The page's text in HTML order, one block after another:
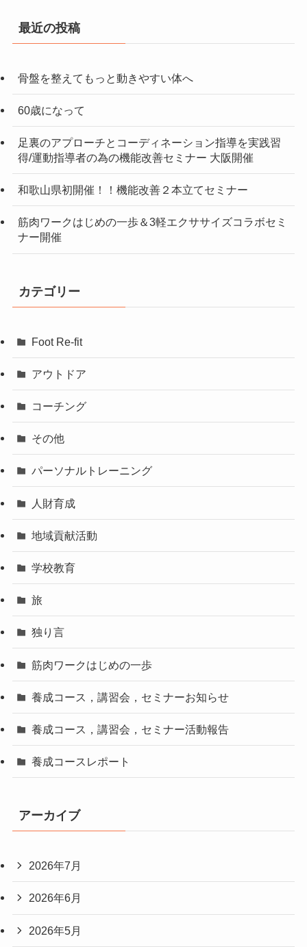
最近の投稿
骨盤を整えてもっと動きやすい体へ
60歳になって
足裏のアプローチとコーディネーション指導を実践習
得/運動指導者の為の機能改善セミナー 大阪開催
和歌山県初開催！！機能改善２本立てセミナー
筋肉ワークはじめの一歩＆3軽エクササイズコラボセミ
ナー開催
カテゴリー
Foot Re-fit
アウトドア
コーチング
その他
パーソナルトレーニング
人財育成
地域貢献活動
学校教育
旅
独り言
筋肉ワークはじめの一歩
養成コース，講習会，セミナーお知らせ
養成コース，講習会，セミナー活動報告
養成コースレポート
アーカイブ
2026年7月
2026年6月
2026年5月